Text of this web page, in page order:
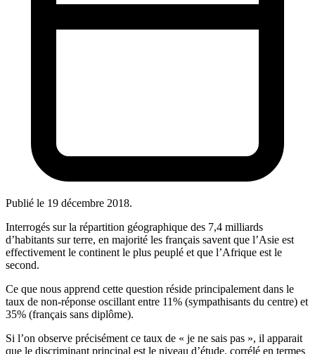
Publié le 19 décembre 2018.
Interrogés sur la répartition géographique des 7,4 milliards
d’habitants sur terre, en majorité les français savent que l’Asie est
effectivement le continent le plus peuplé et que l’Afrique est le
second.
Ce que nous apprend cette question réside principalement dans le
taux de non-réponse oscillant entre 11% (sympathisants du centre) et
35% (français sans diplôme).
Si l’on observe précisément ce taux de « je ne sais pas », il apparait
que le discriminant principal est le niveau d’étude, corrélé en termes